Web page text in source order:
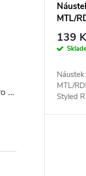
Žhavící hlava Vandy Vape VVC pro PULSE
MTL/
Styled
139
MTL/
Styled